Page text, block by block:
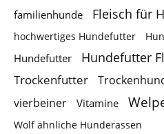
familienhunde Fleisch für
hochwertiges Hundefutter
Hundefutter Hundefutter
Trockenfutter
vierbeiner
Vitamine
Wolf ähnliche Hunderassen